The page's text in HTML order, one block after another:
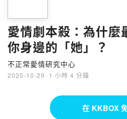
愛情劇本殺：為什麼
你身邊的「她」？
不正常愛情研究中心
2025-10-29 · 1 小時 4 分鐘
在 KKBOX